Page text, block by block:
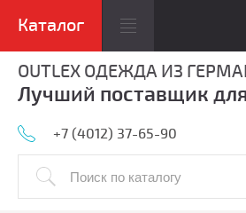
OUTLEX ОДЕЖДА ИЗ
Лучший поставщик
+7 (4012) 37-65-90